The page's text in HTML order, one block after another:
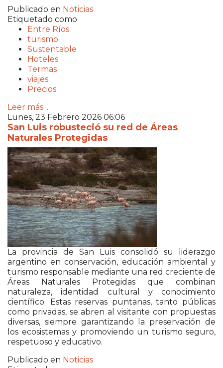
Publicado en Noticias
Etiquetado como
Entre Ríos
turismo
Sustentable
Hoteles
Termas
viajes
Precios
Leer más ...
Lunes, 23 Febrero 2026 06:06
San Luis robusteció su red de Áreas
Naturales Protegidas
La provincia de San Luis consolidó su liderazgo
argentino en conservación, educación ambiental y
turismo responsable mediante una red creciente de
Áreas Naturales Protegidas que combinan
naturaleza, identidad cultural y conocimiento
científico. Estas reservas puntanas, tanto públicas
como privadas, se abren al visitante con propuestas
diversas, siempre garantizando la preservación de
los ecosistemas y promoviendo un turismo seguro,
respetuoso y educativo.
Publicado en Noticias